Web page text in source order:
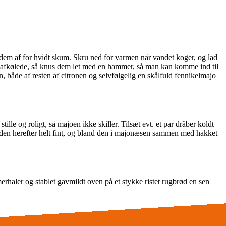
af for hvidt skum. Skru ned for varmen når vandet koger, og lad
så knus dem let med en hammer, så man kan komme ind til
både af resten af citronen og selvfølgelig en skålfuld fennikelmajo
og roligt, så majoen ikke skiller. Tilsæt evt. et par dråber koldt
herefter helt fint, og bland den i majonæsen sammen med hakket
og stablet gavmildt oven på et stykke ristet rugbrød en sen